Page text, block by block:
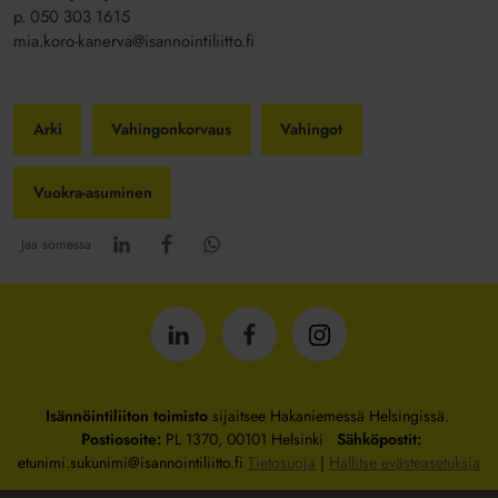
p. 050 303 1615
mia.koro-kanerva@isannointiliitto.fi
Arki Vahingonkorvaus Vahingot
Vuokra-asuminen
Jaa somessa
IsännöintiliittoIsännöintiliittoIsännöintiliitto
Isännöintiliiton toimistosijaitsee Hakaniemessä Helsingissä.
Postiosoite: PL 1370, 00101 Helsinki Sähköpostit:
etunimi.sukunimi@isannointiliitto.fi Tietosuoja | Hallitse evästeasetuksia